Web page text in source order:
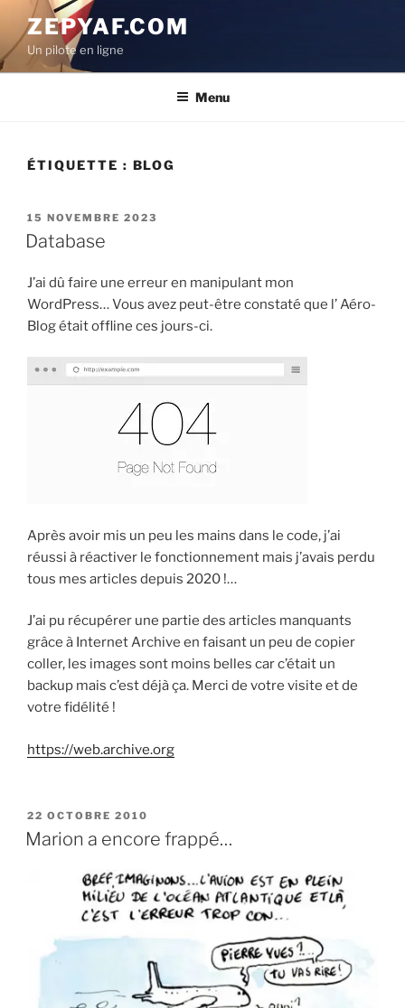
contenu
principal
ZEPYAF.COM
Un pilote en ligne
Menu
ÉTIQUETTE : BLOG
PUBLIÉ
LE
15 NOVEMBRE 2023
Database
J’ai dû faire une erreur en manipulant mon
WordPress… Vous avez peut-être constaté que l’ Aéro-
Blog était offline ces jours-ci.
Après avoir mis un peu les mains dans le code, j’ai
réussi à réactiver le fonctionnement mais j’avais perdu
tous mes articles depuis 2020 !…
J’ai pu récupérer une partie des articles manquants
grâce à Internet Archive en faisant un peu de copier
coller, les images sont moins belles car c’était un
backup mais c’est déjà ça. Merci de votre visite et de
votre fidélité !
https://web.archive.org
PUBLIÉ
LE
22 OCTOBRE 2010
Marion a encore frappé…